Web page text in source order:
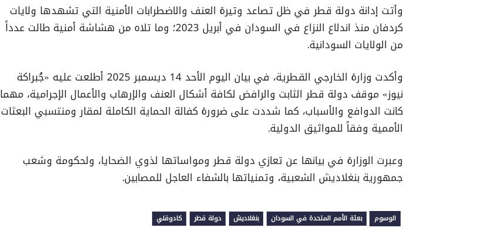
وأتت إدانة دولة قطر في ظل تصاعد وتيرة العنف والاضطرابات الأمنية التي تشهدها ولايات
كردفان منذ اندلاع النزاع في السودان في أبريل 2023؛ وما تلاه من هشاشة أمنية طالت عدداً
من الولايات السودانية.
وأكدت وزارة الخارجي القطرية، في بيان اليوم الأحد 14 ديسمبر 2025 أطلعت عليه «جُبراكة
نيوز» موقف دولة قطر الثابت والرافض لكافة أشكال العنف والإرهاب والأعمال الإجرامية، مهما
كانت الدوافع والأسباب، كما شددت على ضرورة كفالة الحماية الكاملة لمقار ومنتسبي البعثات
الأممية وفقاً للمواثيق الدولية.
وعبرت الوزارة في بيانها عن تعازي دولة قطر ومواساتها لذوي الضحايا، ولحكومة وشعب
جمهورية بنغلاديش الشعبية، وتمنياتها بالشفاء العاجل للمصابين.
الوسوم بعثة الأمم المتحدة في السودان بنغلاديش دولة قطر كادوقلي